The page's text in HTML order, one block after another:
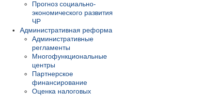
Прогноз социально-
экономического развития
ЧР
Административная реформа
Административные
регламенты
Многофункциональные
центры
Партнерское
финансирование
Оценка налоговых